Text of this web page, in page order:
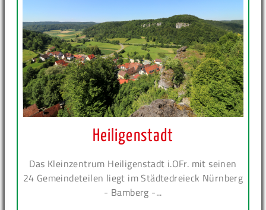
Heiligenstadt
Das Kleinzentrum Heiligenstadt i.OFr. mit seinen
24 Gemeindeteilen liegt im Städtedreieck Nürnberg
- Bamberg -...